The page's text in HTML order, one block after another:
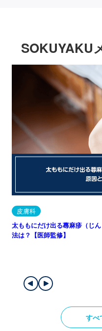
SOKUYAKU
皮膚科
太ももにだけ出る蕁麻疹（じ
法は？【医師監修】
すべ